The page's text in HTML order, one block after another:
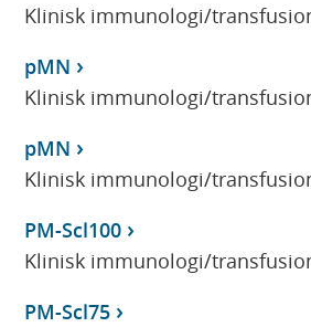
Klinisk immunologi/
pMN
Klinisk immunologi/
pMN
Klinisk immunologi/
PM-Scl100
Klinisk immunologi/
PM-Scl75